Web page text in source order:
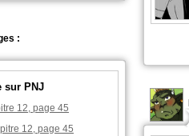
:
sur PNJ
12, page 45
12, page 45